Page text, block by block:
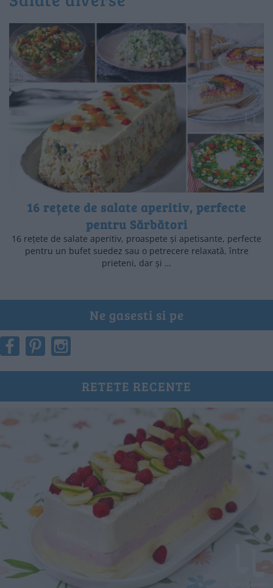
16 rețete de salate aperitiv, perfecte
pentru Sărbători
16 rețete de salate aperitiv, proaspete și apetisante, perfecte
pentru un bufet suedez sau o petrecere relaxată, între
prieteni, dar și …
Ne gasesti si pe
RETETE RECENTE